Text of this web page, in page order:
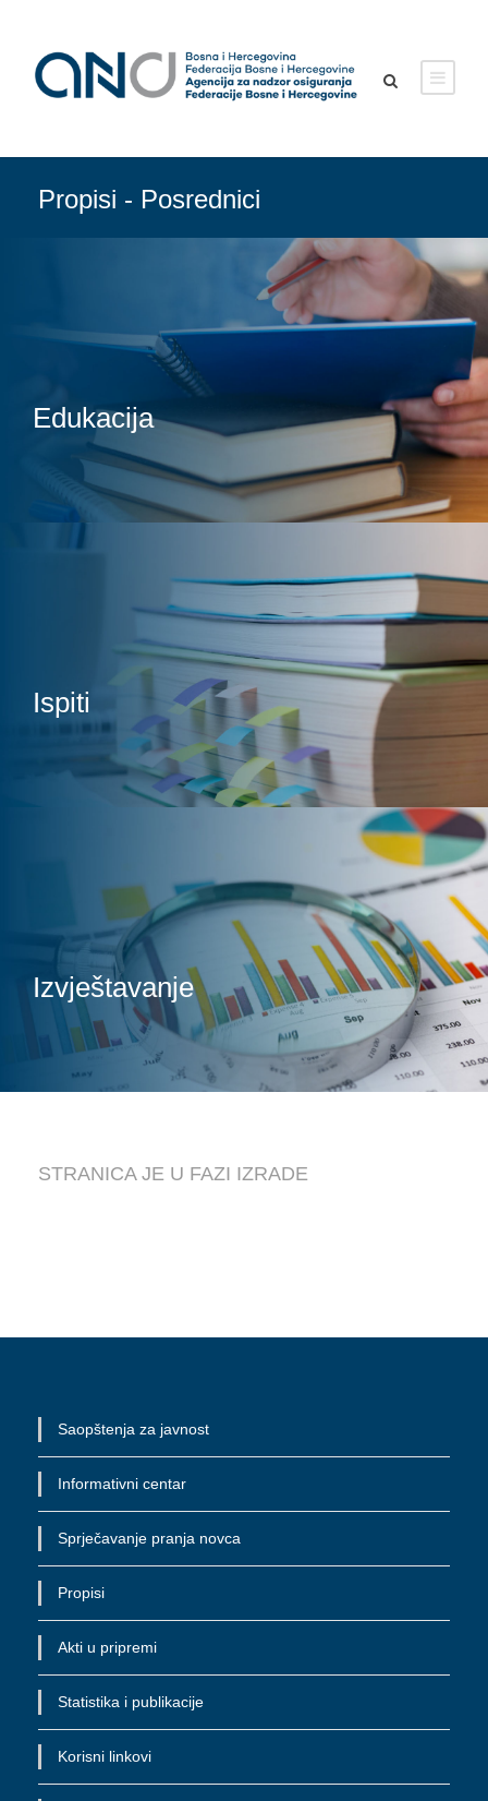
Propisi - Posrednici
Edukacija
Ispiti
Izvještavanje
STRANICA JE U FAZI IZRADE
Saopštenja za javnost
Informativni centar
Sprječavanje pranja novca
Propisi
Akti u pripremi
Statistika i publikacije
Korisni linkovi